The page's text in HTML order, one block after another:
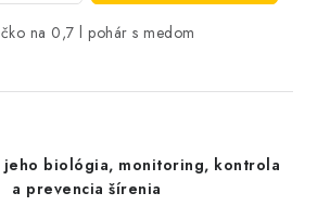
na 0,7 l pohár s medom
jeho biológia, monitoring, kontrola
a prevencia šírenia